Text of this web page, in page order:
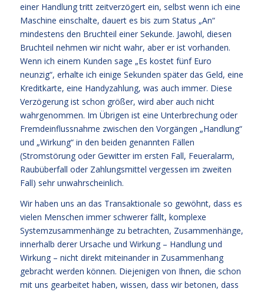
einer Handlung tritt zeitverzögert ein, selbst wenn ich eine
Maschine einschalte, dauert es bis zum Status „An“
mindestens den Bruchteil einer Sekunde. Jawohl, diesen
Bruchteil nehmen wir nicht wahr, aber er ist vorhanden.
Wenn ich einem Kunden sage „Es kostet fünf Euro
neunzig“, erhalte ich einige Sekunden später das Geld, eine
Kreditkarte, eine Handyzahlung, was auch immer. Diese
Verzögerung ist schon größer, wird aber auch nicht
wahrgenommen. Im Übrigen ist eine Unterbrechung oder
Fremdeinflussnahme zwischen den Vorgängen „Handlung“
und „Wirkung“ in den beiden genannten Fällen
(Stromstörung oder Gewitter im ersten Fall, Feueralarm,
Raubüberfall oder Zahlungsmittel vergessen im zweiten
Fall) sehr unwahrscheinlich.
Wir haben uns an das Transaktionale so gewöhnt, dass es
vielen Menschen immer schwerer fällt, komplexe
Systemzusammenhänge zu betrachten, Zusammenhänge,
innerhalb derer Ursache und Wirkung – Handlung und
Wirkung – nicht direkt miteinander in Zusammenhang
gebracht werden können. Diejenigen von Ihnen, die schon
mit uns gearbeitet haben, wissen, dass wir betonen, dass